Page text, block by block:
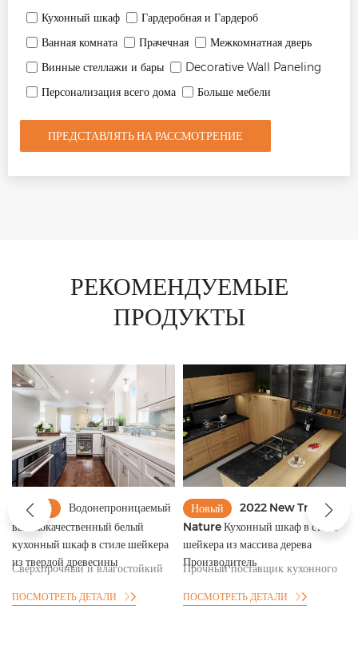
Кухонный шкаф
Гардеробная и Гардероб
Ванная комната
Прачечная
Межкомнатная дверь
Винные стеллажи и бары
Decorative Wall Paneling
Персонализация всего дома
Больше мебели
ПРЕДСТАВЛЯТЬ НА РАССМОТРЕНИЕ
РЕКОМЕНДУЕМЫЕ
ПРОДУКТЫ
Новый
Водонепроницаемый
высококачественный белый
кухонный шкаф в стиле шейкера
из твердой древесины
Сверхпрочный и влагостойкий
Производитель
ПОСМОТРЕТЬ ДЕТАЛИ
Новый
2022 New Trend
Nature Кухонный шкаф в стиле
шейкера из массива дерева
Производитель
Прочный поставщик кухонного
массива натурального дерева
ПОСМОТРЕТЬ ДЕТАЛИ